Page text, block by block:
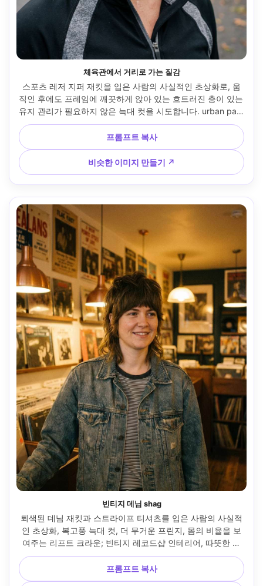
체육관에서 거리로 가는 질감
스포츠 레저 지퍼 재킷을 입은 사람의 사실적인 초상화로, 움
직인 후에도 프레임에 깨끗하게 앉아 있는 흐트러진 층이 있는
유지 관리가 필요하지 않은 늑대 컷을 시도합니다. urban park
path, 밝지만 확산된 일광, Fujifilm GFX 100S, 80mm f/1.7, 미
드 클로즈 프레임, 상쾌한 에너지 넘치는 분위기, 사실적인 땀
광택, 실제 머리카락 플라이어웨이, 날카로운 초점, 프레임에
자연스럽게 드레이핑된 의복 --ar 4:5
프롬프트 복사
비슷한 이미지 만들기 ↗
빈티지 데님 shag
퇴색된 데님 재킷과 스트라이프 티셔츠를 입은 사람의 사실적
인 초상화, 복고풍 늑대 컷, 더 무거운 프린지, 몸의 비율을 보
여주는 리프트 크라운; 빈티지 레코드샵 인테리어, 따뜻한 실
용적인 조명, 캐논 5D 마크 IV, 50mm f/1.4, 가슴 위로 프레임,
향수의 무드, 자연스러운 필름 같은 그레인, 사실적인 피부 질
감, 날카로운 초점, 그녀의 프레임에 자연스럽게 드레이핑된
프롬프트 복사